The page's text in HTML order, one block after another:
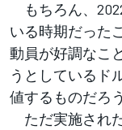
もちろん、
いる時期だった
動員が好調なこ
うとしているド
値するものだろう
ただ実施され